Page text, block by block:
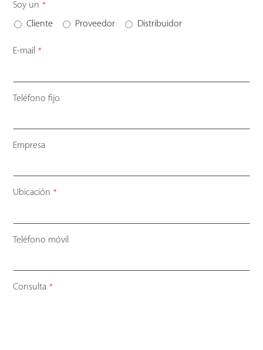
Soy un *
Cliente Proveedor Distribuidor
E-mail *
Teléfono fijo
Empresa
Ubicación *
Teléfono móvil
Consulta *